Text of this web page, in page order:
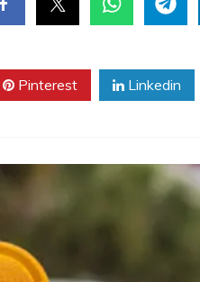
Pinterest Linkedin